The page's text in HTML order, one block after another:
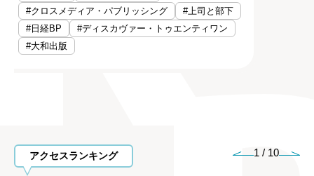
#クロスメディア・パブリッシング
#上司と部下
#日経BP
#ディスカヴァー・トゥエンティワン
#大和出版
アクセスランキング 1 / 10